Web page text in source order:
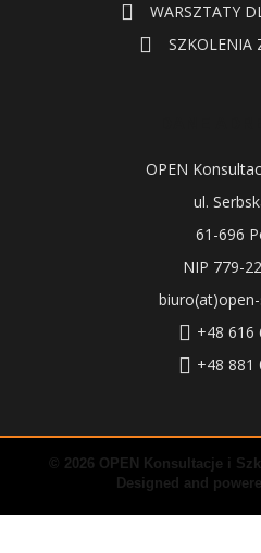
WARSZTATY
SZKOLENIA
OPEN
ul.
61-696
NIP 779-
+48 616
+48 881
© 2026 OPEN Konsultacje i
Designed and